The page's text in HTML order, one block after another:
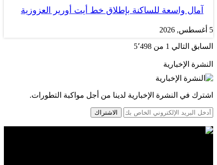
آمال واسعة للساكنة بإطلاق خط أيت أورير العزوزية
5 أغسطس, 2026
السابق التالي 1 من 5٬498
النشرة الإخبارية
اشترك في النشرة الإخبارية لدينا من أجل مواكبة التطورات.
الاشتراك